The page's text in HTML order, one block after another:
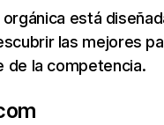
está
las mejores
de la competencia.